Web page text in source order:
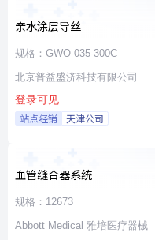
亲水涂层导丝
规格：GWO-035-300C
北京普益盛济科技有限公司
登录可见
站点经销 天津公司
血管缝合器系统
规格：12673
Abbott Medical 雅培医疗器械